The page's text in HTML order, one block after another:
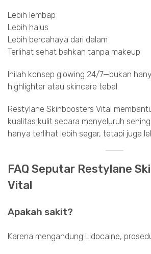
Lebih lembap
Lebih halus
Lebih bercahaya dari dalam
Terlihat sehat bahkan tanpa makeup
Inilah konsep glowing 24/7—bukan
highlighter atau skincare tebal.
Restylane Skinboosters Vital
kualitas kulit secara menyeluruh
hanya terlihat lebih segar, tetapi juga
FAQ Seputar Restylane
Vital
Apakah sakit?
Karena mengandung Lidocaine,